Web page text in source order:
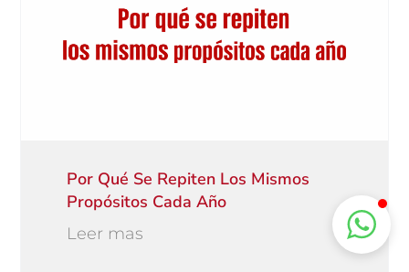
Por Qué Se Repiten Los Mismos
Propósitos Cada Año
Leer mas